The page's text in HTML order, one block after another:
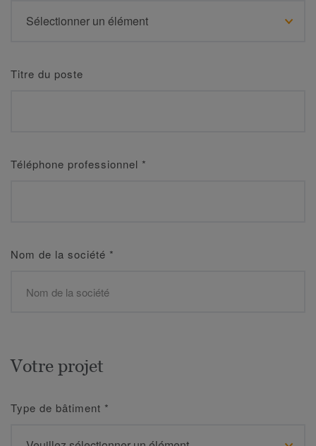
Titre du poste
Téléphone professionnel *
Nom de la société *
Votre projet
Type de bâtiment *